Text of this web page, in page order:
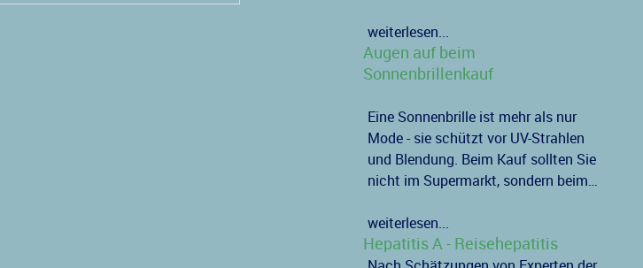
weiterlesen...
Augen auf beim
Sonnenbrillenkauf
Eine Sonnenbrille ist mehr als nur
Mode - sie schützt vor UV-Strahlen
und Blendung. Beim Kauf sollten Sie
nicht im Supermarkt, sondern beim…
weiterlesen...
Hepatitis A - Reisehepatitis